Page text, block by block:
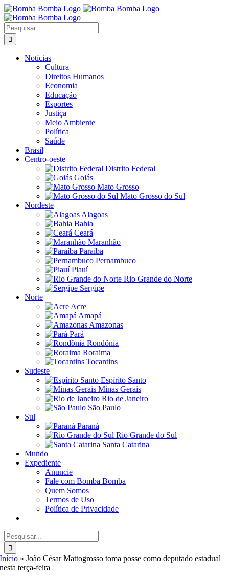
Ir
para
o
conteúdo
Buscar
resultados
para:
Notícias
Cultura
Direitos Humanos
Economia
Educação
Esportes
Justiça
Meio Ambiente
Política
Saúde
Brasil
Centro-oeste
Distrito Federal
Goiás
Mato Grosso
Mato Grosso do Sul
Nordeste
Alagoas
Bahia
Ceará
Maranhão
Paraíba
Pernambuco
Piauí
Rio Grande do Norte
Sergipe
Norte
Acre
Amapá
Amazonas
Pará
Rondônia
Roraima
Tocantins
Sudeste
Espírito Santo
Minas Gerais
Rio de Janeiro
São Paulo
Sul
Paraná
Rio Grande do Sul
Santa Catarina
Mundo
Expediente
Anuncie
Fale com Bomba Bomba
Quem Somos
Termos de Uso
Política de Privacidade
Buscar
resultados
para:
Início »João César Mattogrosso toma posse como deputado estadual
nesta terça-feira